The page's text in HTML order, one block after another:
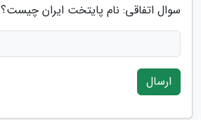
سوال اتفاقی: نام پایتخت ایران چیست؟
ارسال